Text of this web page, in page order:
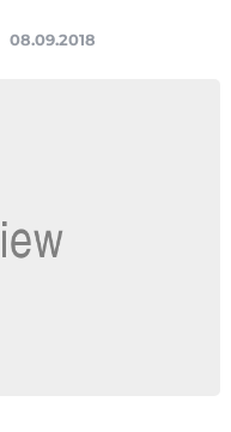
08.09.2018